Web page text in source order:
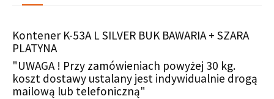
Kontener K-53A L SILVER BUK BAWARIA + SZARA
PLATYNA
"UWAGA ! Przy zamówieniach powyżej 30 kg.
koszt dostawy ustalany jest indywidualnie drogą
mailową lub telefoniczną"